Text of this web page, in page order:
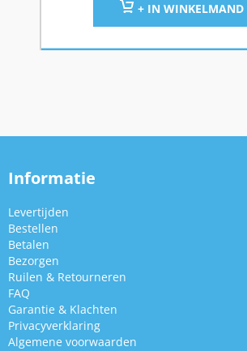
+ IN WINKELMAND
Informatie
Levertijden
Bestellen
Betalen
Bezorgen
Ruilen & Retourneren
FAQ
Garantie & Klachten
Privacyverklaring
Algemene voorwaarden